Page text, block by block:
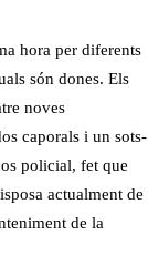
hora per diferents
són dones. Els
noves
caporals i un sots-
policial, fet que
actualment de
de la